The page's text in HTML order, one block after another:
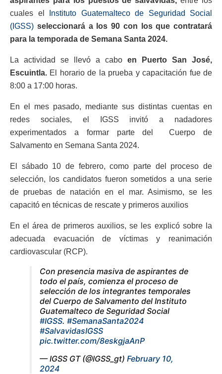
cuales el
Instituto Guatemalteco de Seguridad Social
(IGSS) seleccionará a los 90 con los que contratará
para la temporada de Semana Santa 2024.
La actividad se llevó a cabo en Puerto San José,
Escuintla. El horario de la prueba y capacitación fue de
8:00 a 17:00 horas.
En el mes pasado, mediante sus distintas cuentas en
redes sociales, el IGSS invitó a nadadores
experimentados a formar parte del Cuerpo de
Salvamento en Semana Santa 2024.
El sábado 10 de febrero, como parte del proceso de
selección, los candidatos fueron sometidos a una serie
de pruebas de natación en el mar. Asimismo, se les
capacitó en técnicas de rescate y primeros auxilios
En el área de primeros auxilios, se les explicó sobre la
adecuada evacuación de víctimas y reanimación
cardiovascular (RCP).
Con presencia masiva de aspirantes de
todo el país, comienza el proceso de
selección de los integrantes temporales
del Cuerpo de Salvamento del Instituto
Guatemalteco de Seguridad Social
#IGSS. #SemanaSanta2024
#SalvavidasIGSS
pic.twitter.com/8eskgjaAnP
— IGSS GT (@IGSS_gt) February 10,
2024